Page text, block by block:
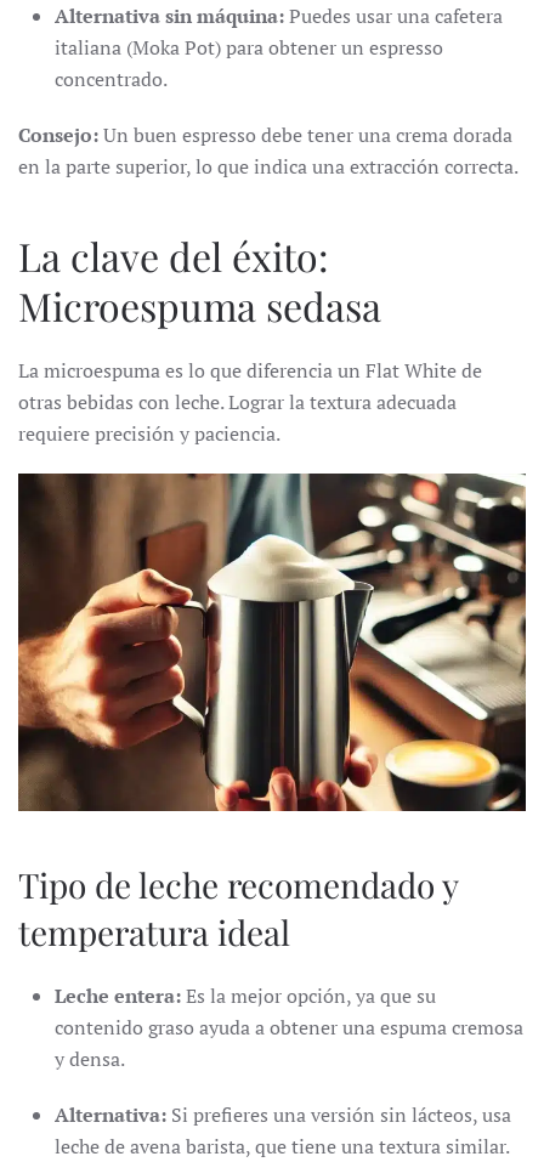
Alternativa sin máquina:Puedes usar una cafetera
italiana (Moka Pot) para obtener un espresso
concentrado.
Consejo:Un buen espresso debe tener una crema dorada
en la parte superior, lo que indica una extracción correcta.
La clave del éxito:
Microespuma sedasa
La microespuma es lo que diferencia un Flat White de
otras bebidas con leche. Lograr la textura adecuada
requiere precisión y paciencia.
Tipo de leche recomendado y
temperatura ideal
Leche entera:Es la mejor opción, ya que su
contenido graso ayuda a obtener una espuma cremosa
y densa.
Alternativa: Si prefieres una versión sin lácteos, usa
leche de avena barista, que tiene una textura similar.